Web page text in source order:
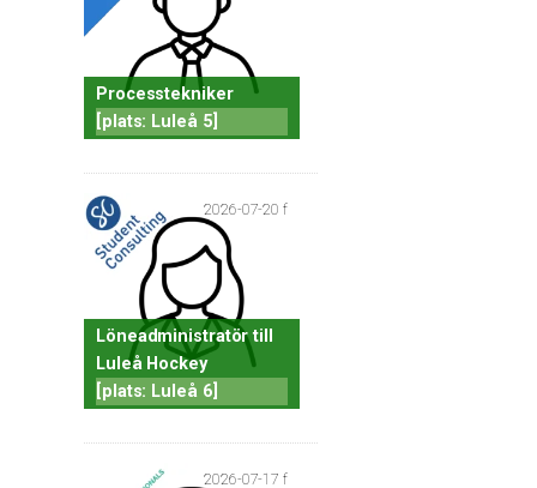
Processtekniker
[plats: Luleå 5]
2026-07-20 f
Löneadministratör till
Luleå Hockey
[plats: Luleå 6]
2026-07-17 f